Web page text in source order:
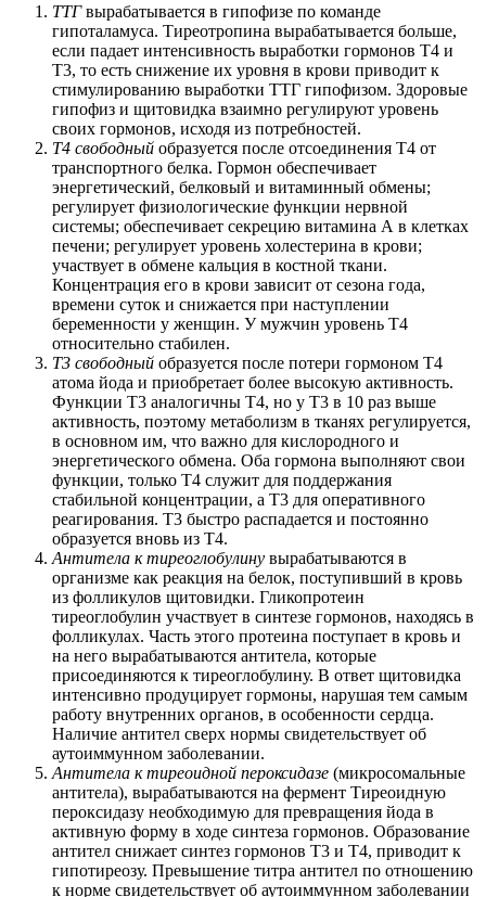
ТТГвырабатывается в гипофизе по команде
гипоталамуса. Тиреотропина вырабатывается больше,
если падает интенсивность выработки гормонов Т4 и
Т3, то есть снижение их уровня в крови приводит к
стимулированию выработки ТТГ гипофизом. Здоровые
гипофиз и щитовидка взаимно регулируют уровень
своих гормонов, исходя из потребностей.
Т4 свободный образуется после отсоединения Т4 от
транспортного белка. Гормон обеспечивает
энергетический, белковый и витаминный обмены;
регулирует физиологические функции нервной
системы; обеспечивает секрецию витамина А в клетках
печени; регулирует уровень холестерина в крови;
участвует в обмене кальция в костной ткани.
Концентрация его в крови зависит от сезона года,
времени суток и снижается при наступлении
беременности у женщин. У мужчин уровень Т4
относительно стабилен.
Т3 свободный образуется после потери гормоном Т4
атома йода и приобретает более высокую активность.
Функции Т3 аналогичны Т4, но у Т3 в 10 раз выше
активность, поэтому метаболизм в тканях регулируется,
в основном им, что важно для кислородного и
энергетического обмена. Оба гормона выполняют свои
функции, только Т4 служит для поддержания
стабильной концентрации, а Т3 для оперативного
реагирования. Т3 быстро распадается и постоянно
образуется вновь из Т4.
Антитела к тиреоглобулину вырабатываются в
организме как реакция на белок, поступивший в кровь
из фолликулов щитовидки. Гликопротеин
тиреоглобулин участвует в синтезе гормонов, находясь в
фолликулах. Часть этого протеина поступает в кровь и
на него вырабатываются антитела, которые
присоединяются к тиреоглобулину. В ответ щитовидка
интенсивно продуцирует гормоны, нарушая тем самым
работу внутренних органов, в особенности сердца.
Наличие антител сверх нормы свидетельствует об
аутоиммунном заболевании.
Антитела к тиреоидной пероксидазе (микросомальные
антитела), вырабатываются на фермент Тиреоидную
пероксидазу необходимую для превращения йода в
активную форму в ходе синтеза гормонов. Образование
антител снижает синтез гормонов Т3 и Т4, приводит к
гипотиреозу. Превышение титра антител по отношению
к норме свидетельствует об аутоиммунном заболевании